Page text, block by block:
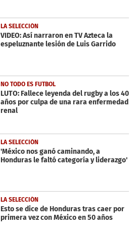
LA SELECCIÓN
VIDEO: Así narraron en TV Azteca la
espeluznante lesión de Luis Garrido
NO TODO ES FUTBOL
LUTO: Fallece leyenda del rugby a los 40
años por culpa de una rara enfermedad
renal
LA SELECCIÓN
'México nos ganó caminando, a
Honduras le faltó categoría y liderazgo'
LA SELECCIÓN
Esto se dice de Honduras tras caer por
primera vez con México en 50 años